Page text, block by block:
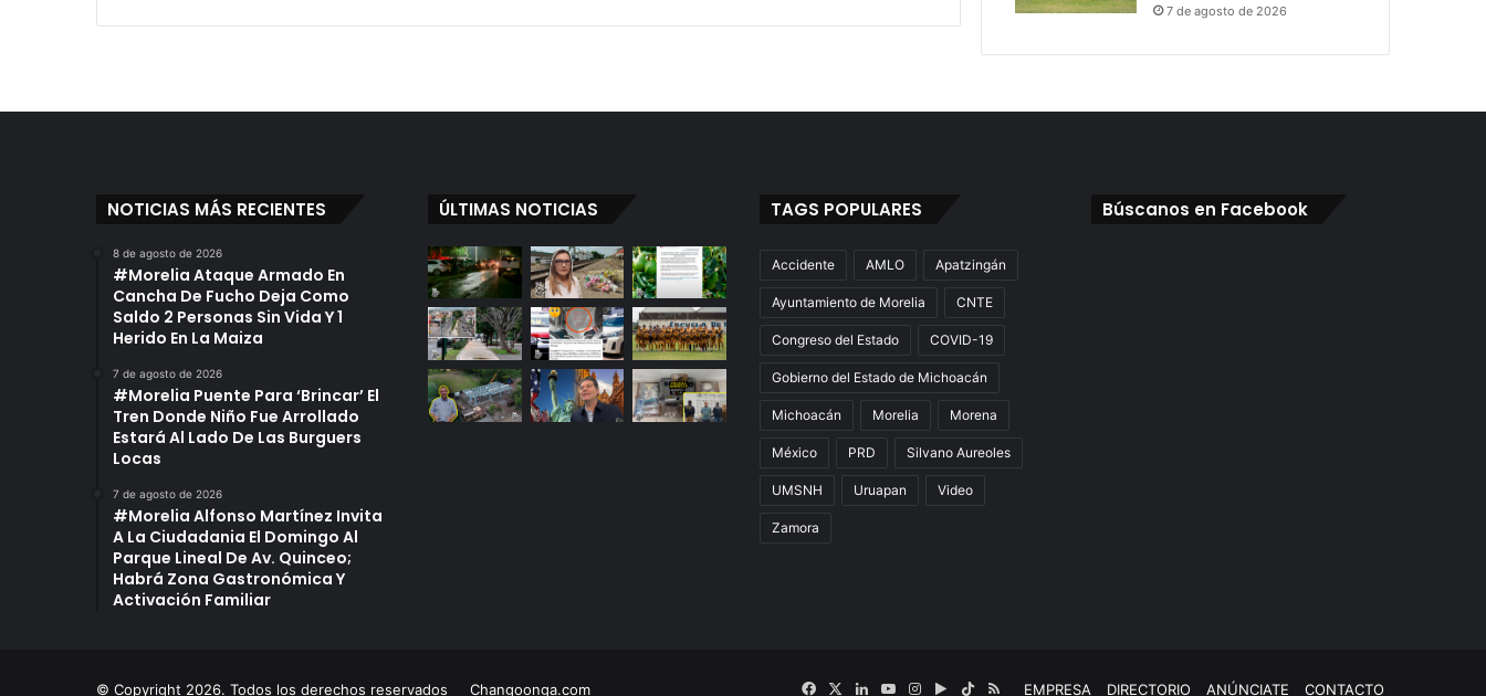
7 de agosto de 2026
NOTICIAS MÁS RECIENTES
8 de agosto de 2026
#Morelia Ataque Armado En
Cancha De Fucho Deja Como
Saldo 2 Personas Sin Vida Y 1
Herido En La Maiza
7 de agosto de 2026
#Morelia Puente Para ‘Brincar’ El
Tren Donde Niño Fue Arrollado
Estará Al Lado De Las Burguers
Locas
7 de agosto de 2026
#Morelia Alfonso Martínez Invita
A La Ciudadania El Domingo Al
Parque Lineal De Av. Quinceo;
Habrá Zona Gastronómica Y
Activación Familiar
ÚLTIMAS NOTICIAS TAGS POPULARES
Accidente AMLO Apatzingán
Ayuntamiento de Morelia CNTE
Congreso del Estado COVID-19
Gobierno del Estado de Michoacán
Michoacán Morelia Morena
México PRD Silvano Aureoles
UMSNH Uruapan Video
Zamora
Búscanos en Facebook
© Copyright 2026. Todos los derechos reservados Changoonga.com EMPRESA DIRECTORIO ANÚNCIATE CONTACTO
FacebookLinkedInYouTubeInstagram
Google
TikTokRSS